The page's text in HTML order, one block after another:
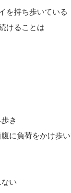
を持ち歩いている
けることは
き
に負荷をかけ歩
い